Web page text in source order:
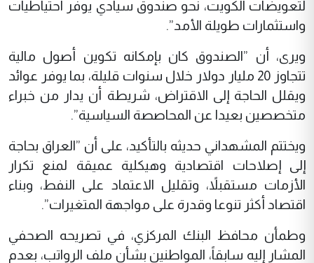
لتعويضات الكويت، نحو صندوق سيادي يوفر احتياطيات
واستثمارات طويلة الأمد”.
ويرى، أن ”الصندوق كان بإمكانه تكوين أصول مالية
تتجاوز 20 مليار دولار خلال سنوات قليلة، بما يوفر عوائد
ويقلل الحاجة إلى الاقتراض، شريطة أن يدار من خبراء
متخصصين بعيدا عن المحاصصة السياسية”.
ويختتم المشهداني حديثه بالتأكيد، على أن ”العراق بحاجة
إلى إصلاحات اقتصادية وهيكلية عميقة لمنع تكرار
الأزمات مستقبلاً، وتقليل الاعتماد على النفط، وبناء
اقتصاد أكثر تنوعا وقدرة على مواجهة المتغيرات”.
وطمأن محافظ البنك المركزي، في تصريحه الصحفي
المشار إليه سابقاً، المواطنين بشأن ملف الرواتب، بعدم